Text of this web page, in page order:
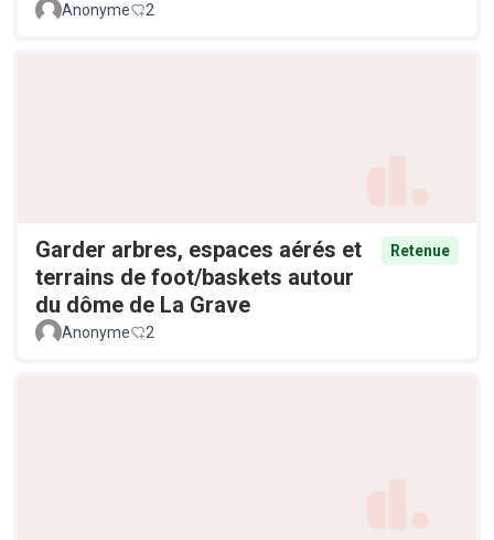
Anonyme
2
Garder arbres, espaces aérés et
terrains de foot/baskets autour
du dôme de La Grave
Retenue
Anonyme 2